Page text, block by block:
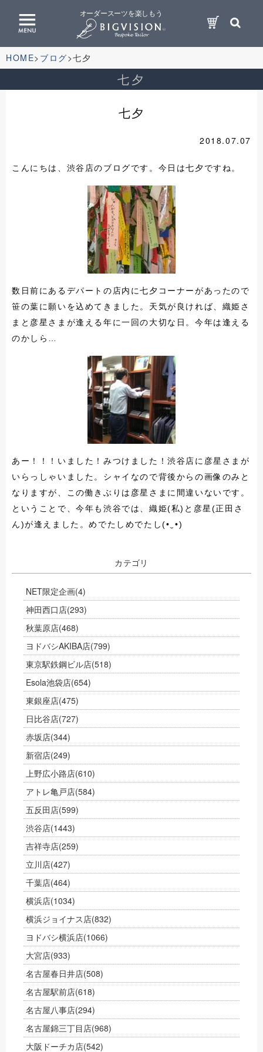
オーダースーツを楽しもう
HOME ブログ 七夕
七夕
七夕
2018.07.07
こんにちは、渋谷店のブログです。今日は七夕ですね。
数日前にあるデパートの店内に七夕コーナーがあったので
笹の葉に願いを込めてきました。天気が良ければ、織姫さ
まと彦星さまが逢える年に一回の大切な日。今年は逢える
のかしら…
あー！！！いました！みつけました！渋谷店に彦星さまが
いらっしゃいました。シャイなので背後からの画像のみと
なりますが、この働きぶりは彦星さまに間違いないです。
ということで、今年も渋谷では、織姫(私)と彦星(正田さ
ん)が逢えました。めでたしめでたし(•‿•)
カテゴリ
NET限定企画(4)
神田西口店(293)
秋葉原店(468)
ヨドバシAKIBA店(799)
東京駅鉄鋼ビル店(518)
Esola池袋店(654)
東銀座店(475)
日比谷店(727)
赤坂店(344)
新宿店(249)
上野広小路店(610)
アトレ亀戸店(584)
五反田店(599)
渋谷店(1443)
吉祥寺店(259)
立川店(427)
千葉店(464)
横浜店(1034)
横浜ジョイナス店(832)
ヨドバシ横浜店(1066)
大宮店(933)
名古屋春日井店(508)
名古屋駅前店(618)
名古屋八事店(294)
名古屋錦三丁目店(968)
大阪ドーチカ店(542)